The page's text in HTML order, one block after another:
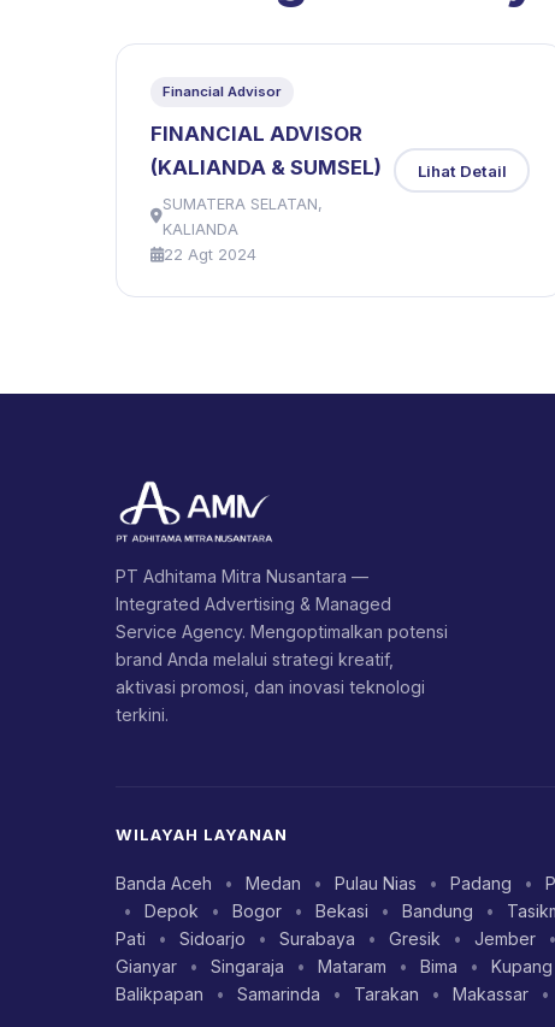
Financial Advisor
FINANCIAL ADVISOR
(KALIANDA & SUMSEL)
SUMATERA SELATAN,
KALIANDA
22 Agt 2024
Lihat Detail
PT Adhitama Mitra Nusantara —
Integrated Advertising & Managed
Service Agency. Mengoptimalkan potensi
brand Anda melalui strategi kreatif,
aktivasi promosi, dan inovasi teknologi
terkini.
WILAYAH LAYANAN
Banda Aceh • Medan • Pulau Nias • Padang •
•
Depok • Bogor • Bekasi • Bandung •
Pati
• Sidoarjo • Surabaya • Gresik • Jember •
Gianyar
• Singaraja • Mataram • Bima • Kupang
Balikpapan
• Samarinda • Tarakan • Makassar •